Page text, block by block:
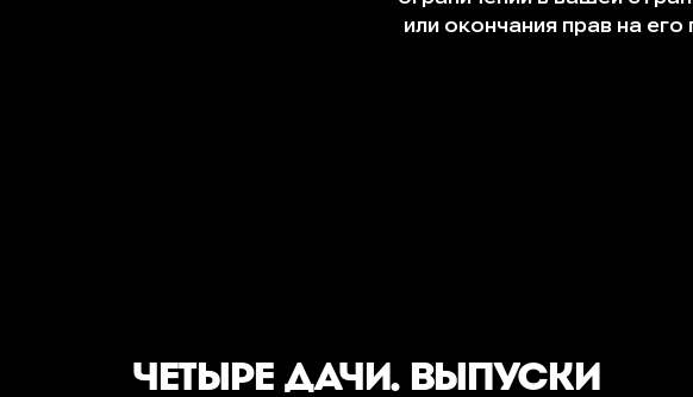
ЧЕТЫРЕ ДАЧИ. ВЫПУСКИ